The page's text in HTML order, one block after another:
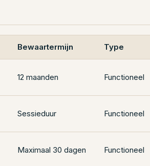
Bewaartermijn Type
12 maanden Functioneel
Sessieduur Functioneel
Maximaal 30 dagen Functioneel